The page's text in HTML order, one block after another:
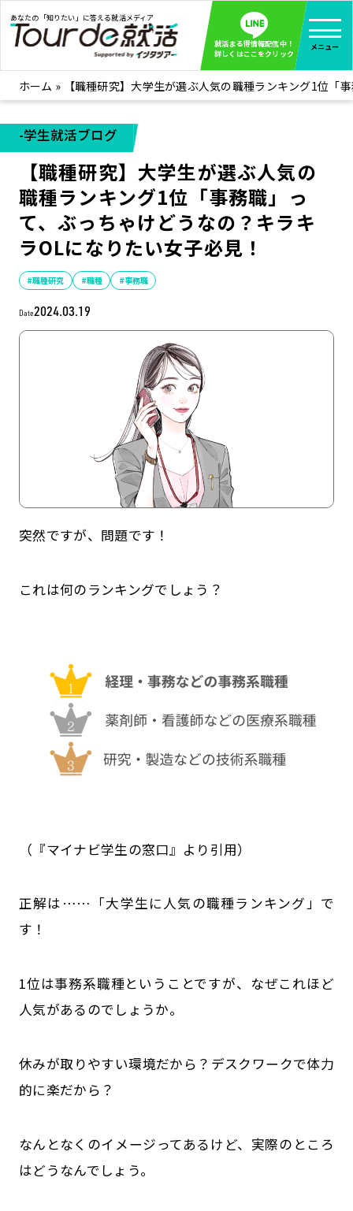
あなたの「知りたい」に答える就活メディア
就活まる得情報配信中！
詳しくはここをクリック
メニュー
就活ノウハウ 全て見る
企業まる見え！特捜部
みんなが知らない企業の裏側を徹底調査！
インタツアー活動レポ 全て見る
インタツアーを使ってどうだった？OBOG成功談
社会人インタビュー 全て見る
社会人になった今、就活を振り返ってみた
学生就活ブログ
学生ライターが教える、今就活でやるべきこと
企業・業界研究はインタツアー
インタツアー活用法
サイトマップ
お問い合わせ
公式SNSはこちら
ホーム » 【職種研究】大学生が選ぶ人気の職種ランキング1位「
-学生就活ブログ
【職種研究】大学生が選ぶ人気の
職種ランキング1位「事務職」っ
て、ぶっちゃけどうなの？キラキ
ラOLになりたい女子必見！
#職種研究 #職種 #事務職
Date2024.03.19
突然ですが、問題です！
これは何のランキングでしょう？
（『マイナビ学生の窓口』より引用）
正解は……「大学生に人気の職種ランキング」で
す！
1位は事務系職種ということですが、なぜこれほど
人気があるのでしょうか。
休みが取りやすい環境だから？デスクワークで体力
的に楽だから？
なんとなくのイメージってあるけど、実際のところ
はどうなんでしょう。